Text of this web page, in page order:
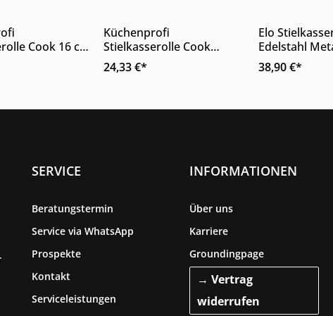
Anzahl: Gib den gewünschten Wert
Cook 16 cm
alle
Induktion
Produkt Anzahl: Gib den
Küchenprofi
Stielkasserolle Cook
Edelstahl Silber 18 cm 1
Liter
24,33 €*
Elo
Edelstahl
cm
38,90 €*
SERVICE
Beratungstermin
Service via WhatsApp
Prospekte
Kontakt
Serviceleistungen
INFORMATIONEN
Über uns
Karriere
Groundingpage
→ Vertrag
widerrufen